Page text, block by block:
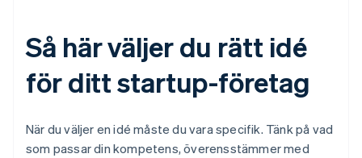
Så här väljer du rätt idé
för ditt startup-företag
När du väljer en idé måste du vara specifik. Tänk på vad
som passar din kompetens, överensstämmer med